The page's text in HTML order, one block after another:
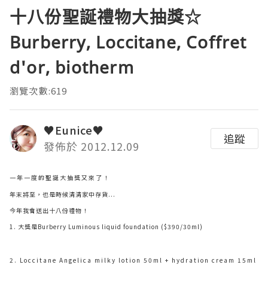
十八份聖誕禮物大抽獎☆
Burberry, Loccitane, Coffret
d'or, biotherm
瀏覽次數:619
♥Eunice♥
發佈於 2012.12.09
追蹤
一年一度的聖誕大抽獎又來了！
年末將至，也是時候清清家中存貨...
今年我會送出十八份禮物！
1. 大獎是Burberry Luminous liquid foundation ($390/30ml)
2. Loccitane Angelica milky lotion 50ml + hydration cream 15ml